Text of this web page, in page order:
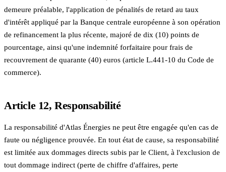
demeure préalable, l'application de pénalités de retard au taux
d'intérêt appliqué par la Banque centrale européenne à son opération
de refinancement la plus récente, majoré de dix (10) points de
pourcentage, ainsi qu'une indemnité forfaitaire pour frais de
recouvrement de quarante (40) euros (article L.441-10 du Code de
commerce).
Article 12, Responsabilité
La responsabilité d'Atlas Énergies ne peut être engagée qu'en cas de
faute ou négligence prouvée. En tout état de cause, sa responsabilité
est limitée aux dommages directs subis par le Client, à l'exclusion de
tout dommage indirect (perte de chiffre d'affaires, perte